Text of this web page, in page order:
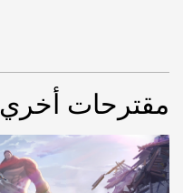
مقترحات أخري